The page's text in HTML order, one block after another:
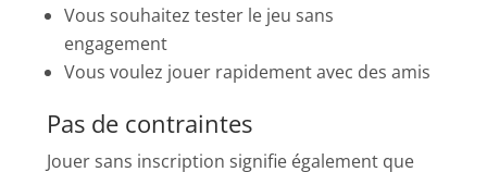
Vous souhaitez tester le jeu sans
engagement
Vous voulez jouer rapidement avec des amis
Pas de contraintes
Jouer sans inscription signifie également que